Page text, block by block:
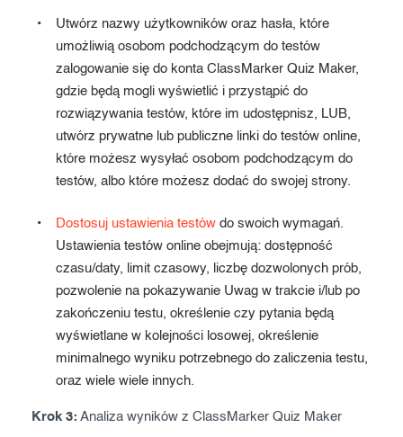
Utwórz nazwy użytkowników oraz hasła, które
umożliwią osobom podchodzącym do testów
zalogowanie się do konta ClassMarker Quiz Maker,
gdzie będą mogli wyświetlić i przystąpić do
rozwiązywania testów, które im udostępnisz, LUB,
utwórz prywatne lub publiczne linki do testów online,
które możesz wysyłać osobom podchodzącym do
testów, albo które możesz dodać do swojej strony.
Dostosuj ustawienia testów do swoich wymagań.
Ustawienia testów online obejmują: dostępność
czasu/daty, limit czasowy, liczbę dozwolonych prób,
pozwolenie na pokazywanie Uwag w trakcie i/lub po
zakończeniu testu, określenie czy pytania będą
wyświetlane w kolejności losowej, określenie
minimalnego wyniku potrzebnego do zaliczenia testu,
oraz wiele wiele innych.
Krok 3: Analiza wyników z ClassMarker Quiz Maker